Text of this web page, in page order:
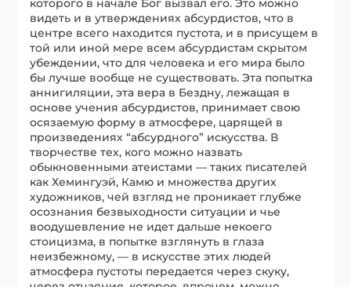
которого в начале Бог вызвал его. Это можно
видеть и в утверждениях абсурдистов, что в
центре всего находится пустота, и в присущем в
той или иной мере всем абсурдистам скрытом
убеждении, что для человека и его мира было
бы лучше вообще не существовать. Эта попытка
аннигиляции, эта вера в Бездну, лежащая в
основе учения абсурдистов, принимает свою
осязаемую форму в атмосфере, царящей в
произведениях “абсурдного” искусства. В
творчестве тех, кого можно назвать
обыкновенными атеистами — таких писателей
как Хемингуэй, Камю и множества других
художников, чей взгляд не проникает глубже
осознания безвыходности ситуации и чье
воодушевление не идет дальше некоего
стоицизма, в попытке взглянуть в глаза
неизбежному, — в искусстве этих людей
атмосфера пустоты передается через скуку,